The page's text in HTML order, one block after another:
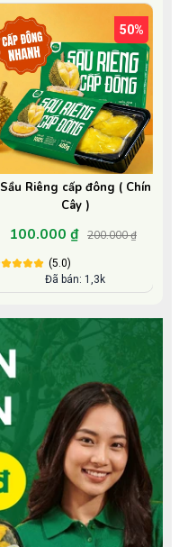
50%
Sầu Riêng cấp đông ( Chín
Cây )
100.000 ₫ 200.000 ₫
(5.0)
Đã bán: 1,3k